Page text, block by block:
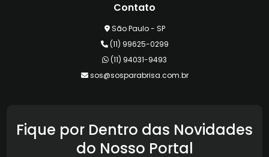
Contato
São Paulo - SP
(11) 99625-0299
(11) 94031-9493
sos@sosparabrisa.com.br
Fique por Dentro das Novidades
do Nosso Portal